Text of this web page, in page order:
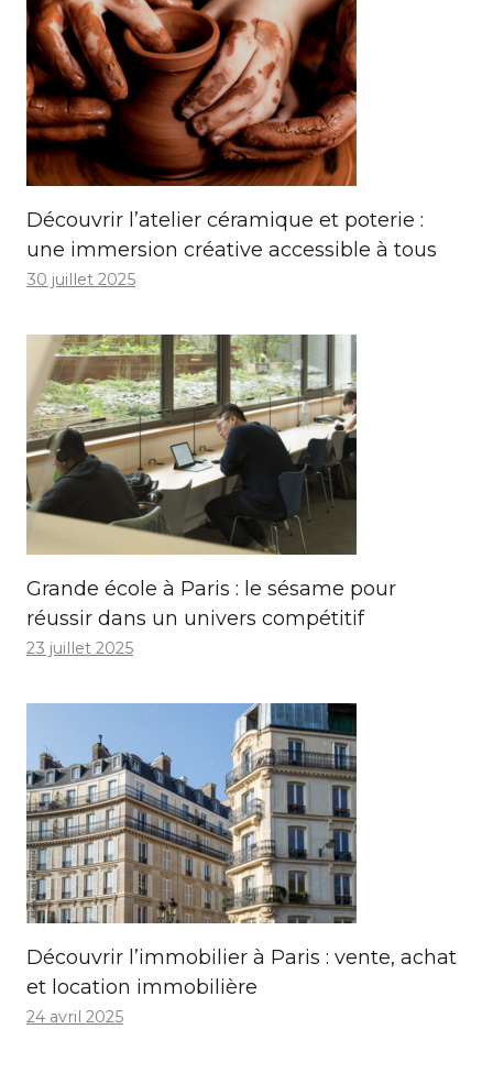
Découvrir l’atelier céramique et poterie :
une immersion créative accessible à tous
30 juillet 2025
Grande école à Paris : le sésame pour
réussir dans un univers compétitif
23 juillet 2025
Découvrir l’immobilier à Paris : vente, achat
et location immobilière
24 avril 2025